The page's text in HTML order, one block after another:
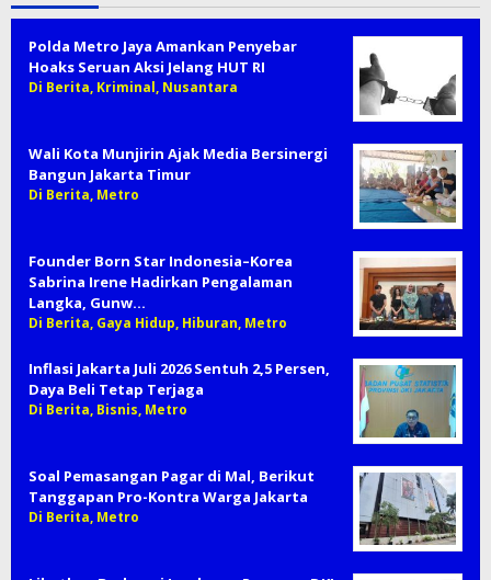
Polda Metro Jaya Amankan Penyebar
Hoaks Seruan Aksi Jelang HUT RI
Di Berita, Kriminal, Nusantara
Wali Kota Munjirin Ajak Media Bersinergi
Bangun Jakarta Timur
Di Berita, Metro
Founder Born Star Indonesia–Korea
Sabrina Irene Hadirkan Pengalaman
Langka, Gunw…
Di Berita, Gaya Hidup, Hiburan, Metro
Inflasi Jakarta Juli 2026 Sentuh 2,5 Persen,
Daya Beli Tetap Terjaga
Di Berita, Bisnis, Metro
Soal Pemasangan Pagar di Mal, Berikut
Tanggapan Pro-Kontra Warga Jakarta
Di Berita, Metro